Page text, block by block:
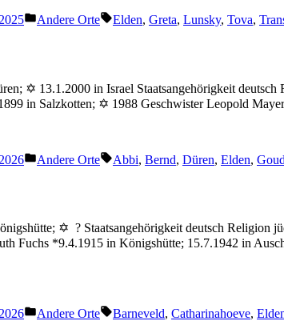
Veröffentlicht
Andere Orte Schlagwörter:
Elden, Greta, Lunsky, Tova,
✡ 13.1.2000 in Israel Staatsangehörigkeit
in Salzkotten; ✡ 1988 Geschwister Leopold
Veröffentlicht
Andere Orte Schlagwörter:
Abbi, Bernd, Düren, Elden,
✡ ? Staatsangehörigkeit deutsch
Fuchs *9.4.1915 in Königshütte; 15.7.1942 in
Veröffentlicht
Andere Orte Schlagwörter:
Barneveld, Catharinahoeve,